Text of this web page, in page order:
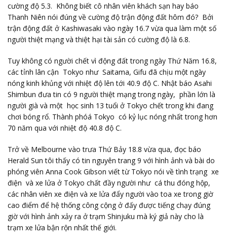
cường độ 5.3. Không biết cô nhân viên khách sạn hay báo
Thanh Niên nói đúng về cường độ trận động đất hôm đó? Bởi
trận động đất ở Kashiwasaki vào ngày 16.7 vừa qua làm một số
người thiệt mạng và thiệt hại tài sản có cường độ là 6.8.
Tuy không có người chết vì động đất trong ngày Thứ Năm 16.8,
các tỉnh lân cận Tokyo như Saitama, Gifu đã chịu một ngày
nóng kinh khủng với nhiệt độ lên tới 40.9 độ C. Nhật báo Asahi
Shimbun đưa tin có 9 người thiệt mạng trong ngày, phần lớn là
người già và một học sinh 13 tuổi ở Tokyo chết trong khi đang
chơi bóng rổ. Thành phóá Tokyo có kỷ lục nóng nhất trong hơn
70 năm qua với nhiệt độ 40.8 độ C.
Trở về Melbourne vào trưa Thứ Bảy 18.8 vừa qua, đọc báo
Herald Sun tôi thấy có tin nguyên trang 9 với hình ảnh và bài do
phóng viên Anna Cook Gibson viết từ Tokyo nói về tình trạng xe
điện và xe lửa ở Tokyo chất đầy người như cá thu đóng hộp,
các nhân viên xe điện và xe lửa đẩy người vào toa xe trong giờ
cao điểm để hệ thống công cộng ở đấy được tiếng chạy đúng
giờ với hình ảnh xảy ra ở trạm Shinjuku mà ký giả này cho là
trạm xe lửa bận rộn nhất thế giới.